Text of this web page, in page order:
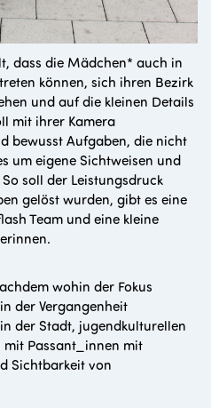
dass die Mädchen* auch in
können, sich ihren Bezirk
und auf die kleinen Details
mit ihrer Kamera
bewusst Aufgaben, die nicht
um eigene Sichtweisen und
soll der Leistungsdruck
gelöst wurden, gibt es eine
Team und eine kleine
wohin der Fokus
der Vergangenheit
der Stadt, jugendkulturellen
Passant_innen mit
Sichtbarkeit von